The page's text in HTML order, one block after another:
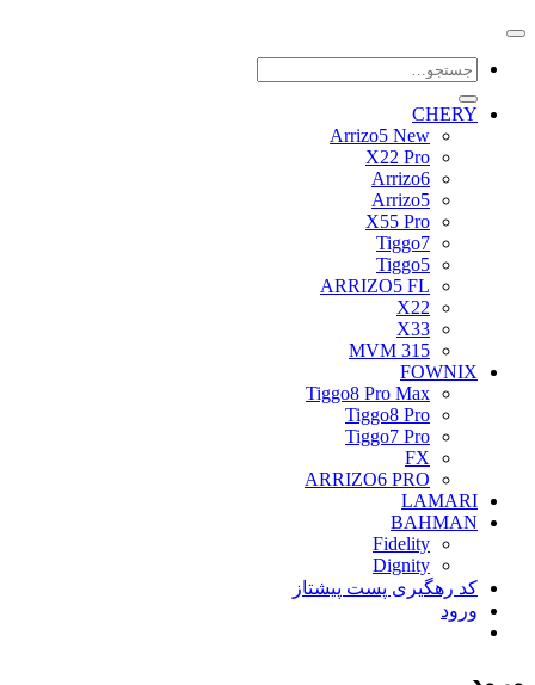
جستجو
CHERY
Arrizo5 New
X22 Pro
Arrizo6
Arrizo5
X55 Pro
Tiggo7
Tiggo5
ARRIZO5 FL
X22
X33
MVM 315
FOWNIX
Tiggo8 Pro Max
Tiggo8 Pro
Tiggo7 Pro
FX
ARRIZO6 PRO
LAMARI
BAHMAN
Fidelity
Dignity
کد رهگیری پست پیشتاز
ورود